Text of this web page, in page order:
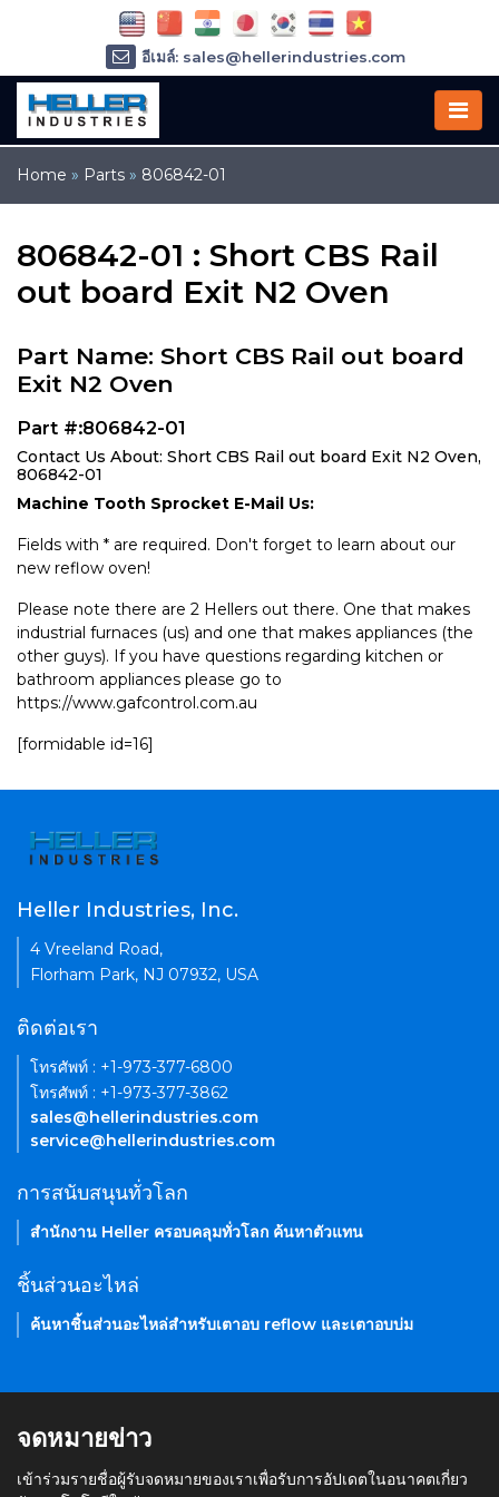
Home » Parts » 806842-01
806842-01 : Short CBS Rail
out board Exit N2 Oven
Part Name: Short CBS Rail out board
Exit N2 Oven
Part #:806842-01
Contact Us About: Short CBS Rail out board Exit N2 Oven,
806842-01
Machine Tooth Sprocket E-Mail Us:
Fields with * are required. Don't forget to learn about our
new reflow oven!
Please note there are 2 Hellers out there. One that makes
industrial furnaces (us) and one that makes appliances (the
other guys). If you have questions regarding kitchen or
bathroom appliances please go to
https://www.gafcontrol.com.au
[formidable id=16]
อีเมล์: sales@hellerindustries.com
อีเมล์: service@hellerindustries.com
โทรศัพท์ :
Heller Industries, Inc.
4 Vreeland Road,
Florham Park, NJ 07932, USA
ติดต่อเรา
โทรศัพท์ : +1-973-377-6800
โทรศัพท์ : +1-973-377-3862
sales@hellerindustries.com
service@hellerindustries.com
การสนับสนุนทั่วโลก
สำนักงาน Heller ครอบคลุมทั่วโลก ค้นหาตัวแทน
ชิ้นส่วนอะไหล่
ค้นหาชิ้นส่วนอะไหล่สำหรับเตาอบ reflow และเตาอบบ่ม
จดหมายข่าว
เข้าร่วมรายชื่อผู้รับจดหมายของเราเพื่อรับการอัปเดตในอนาคตเกี่ยว